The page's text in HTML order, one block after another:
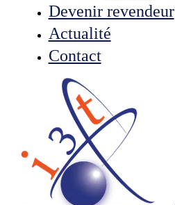
Devenir revendeur
Actualité
Contact